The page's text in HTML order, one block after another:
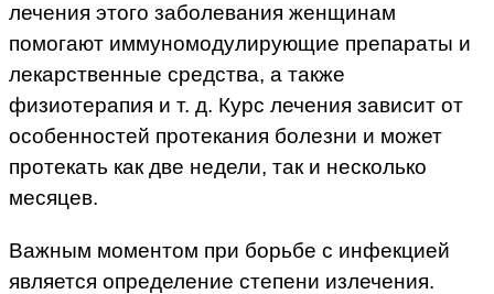
лечения этого заболевания женщинам
помогают иммуномодулирующие препараты и
лекарственные средства, а также
физиотерапия и т. д. Курс лечения зависит от
особенностей протекания болезни и может
протекать как две недели, так и несколько
месяцев.
Важным моментом при борьбе с инфекцией
является определение степени излечения.